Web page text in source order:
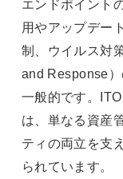
エンドポイント
用やアップデー
制、ウイルス対
and Response
一般的です。
は、単なる資産
ティの両立を支
られています。